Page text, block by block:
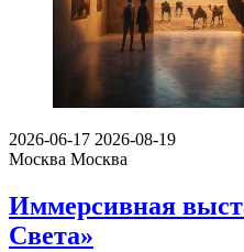
2026-06-17 2026-08-19
Москва Москва
Иммерсивная
Света»